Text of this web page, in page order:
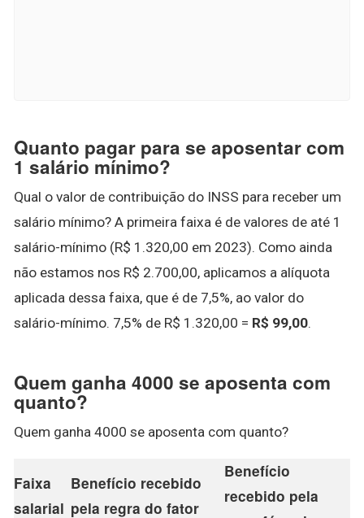
Quanto pagar para se aposentar com
1 salário mínimo?
Qual o valor de contribuição do INSS para receber um
salário mínimo? A primeira faixa é de valores de até 1
salário-mínimo (R$ 1.320,00 em 2023). Como ainda
não estamos nos R$ 2.700,00, aplicamos a alíquota
aplicada dessa faixa, que é de 7,5%, ao valor do
salário-mínimo. 7,5% de R$ 1.320,00 = R$ 99,00.
Quem ganha 4000 se aposenta com
quanto?
Quem ganha 4000 se aposenta com quanto?
Faixa
salarial
Benefício recebido
pela regra do fator
Benefício
recebido pela